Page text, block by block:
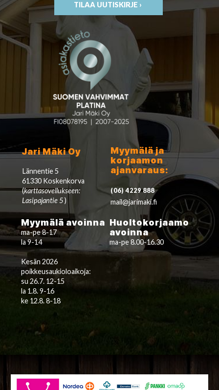
TILAA UUTISKIRJE ›
Jari Mäki Oy
Lännentie 5
61330 Koskenkorva
(karttasovellukseen:
Lasipajantie 5)
Myymälä ja
korjaamon
ajanvaraus:
(06) 4229 888
mail@jarimaki.fi
Myymälä avoinna
ma-pe 8-17
la 9-14
Kesän 2026
poikkeusaukioloaikoja:
su 26.7. 12-15
la 1.8. 9-16
ke 12.8. 8-18
Huoltokorjaamo
avoinna
ma-pe 8.00-16.30